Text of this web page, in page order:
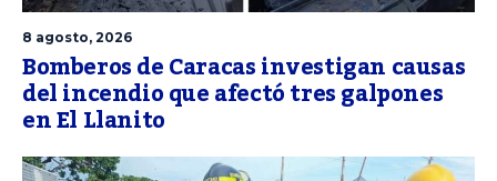
8 agosto, 2026
Bomberos de Caracas investigan causas
del incendio que afectó tres galpones
en El Llanito